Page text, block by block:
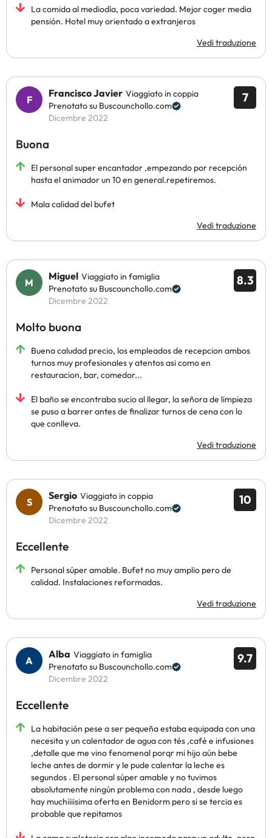
La comida al mediodía, poca variedad. Mejor coger media
pensión. Hotel muy orientado a extranjeros
Vedi traduzione
7
Francisco Javier Viaggiato in coppia
Prenotato su Buscounchollo.com
Dicembre 2022
Buona
El personal super encantador ,empezando por recepción
hasta el animador un 10 en general.repetiremos.
Mala calidad del bufet
Vedi traduzione
8.3
Miguel Viaggiato in famiglia
Prenotato su Buscounchollo.com
Dicembre 2022
Molto buona
Buena caludad precio, los empleados de recepcion ambos
turnos muy profesionales y atentos asi como en
restauracion, bar, comedor...
El baño se encontraba sucio al llegar, la señora de limpieza
se puso a barrer antes de finalizar turnos de cena con lo
que conlleva.
Vedi traduzione
10
Sergio Viaggiato in coppia
Prenotato su Buscounchollo.com
Dicembre 2022
Eccellente
Personal súper amable. Bufet no muy amplio pero de
calidad. Instalaciones reformadas.
Vedi traduzione
9.7
Alba Viaggiato in famiglia
Prenotato su Buscounchollo.com
Dicembre 2022
Eccellente
La habitación pese a ser pequeña estaba equipada con una
necesita y un calentador de agua con tés ,café e infusiones
,detalle que me vino fenomenal porqr mi hijo aún bebe
leche antes de dormir y le pude calentar la leche es
segundos . El personal súper amable y no tuvimos
absolutamente ningún problema con nada , desde luego
hay muchiiiisima oferta en Benidorm pero si se tercia es
probable que repitamos